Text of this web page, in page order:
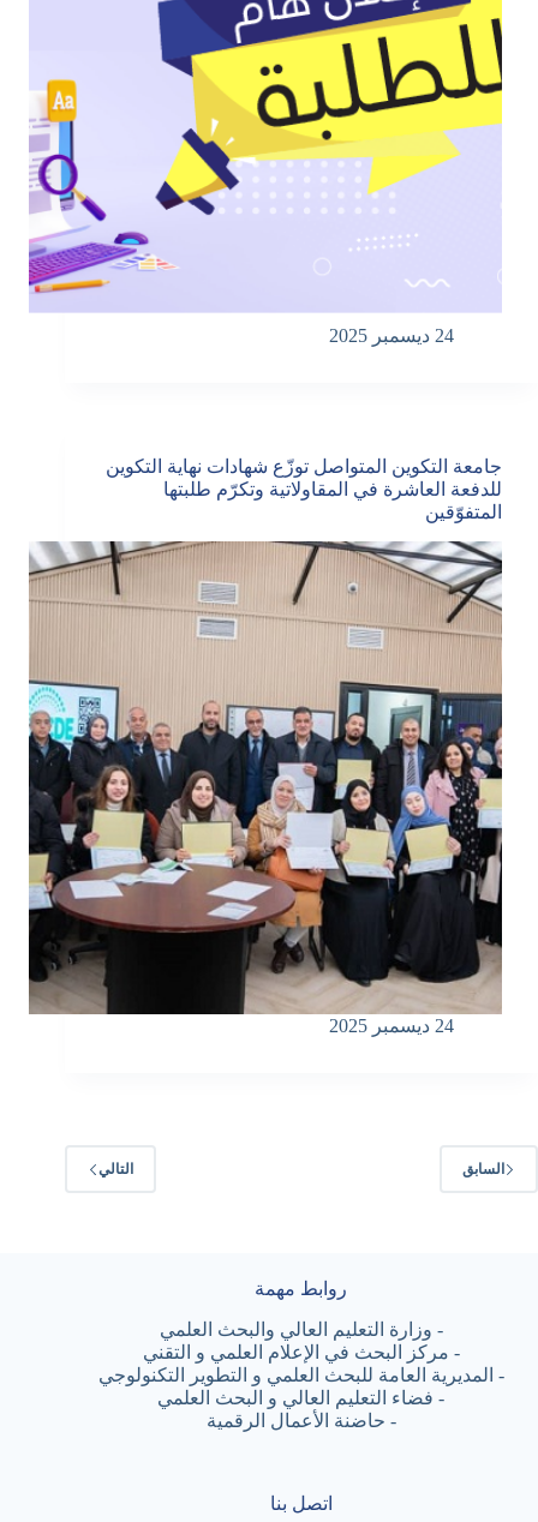
24 ديسمبر 2025
جامعة التكوين المتواصل توزّع شهادات نهاية التكوين
للدفعة العاشرة في المقاولاتية وتكرّم طلبتها
المتفوّقين
24 ديسمبر 2025
السابق التالي
روابط مهمة
- وزارة التعليم العالي والبحث العلمي
- مركز البحث في الإعلام العلمي و التقني
- المديرية العامة للبحث العلمي و التطوير التكنولوجي
- فضاء التعليم العالي و البحث العلمي
- حاضنة الأعمال الرقمية
اتصل بنا